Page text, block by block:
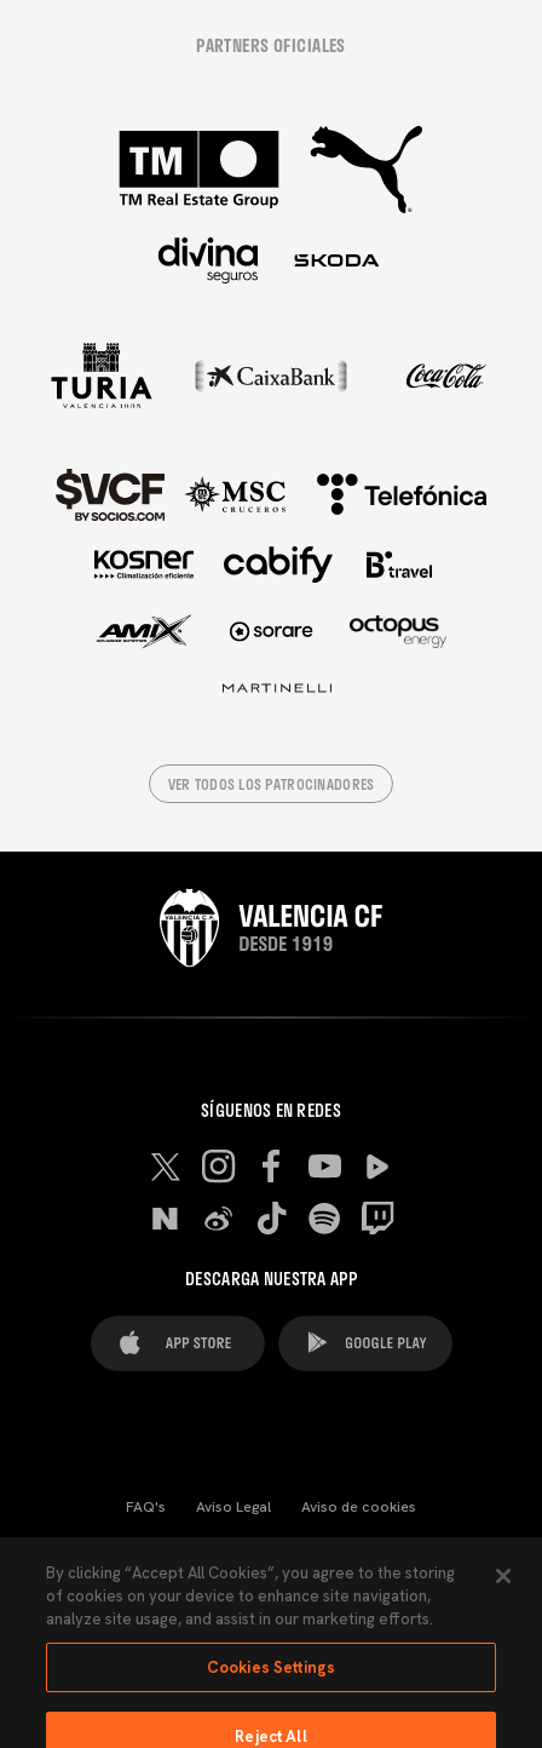
PARTNERS OFICIALES
VER TODOS LOS PATROCINADORES
SÍGUENOS EN REDES
DESCARGA NUESTRA APP
FAQ's Aviso Legal Aviso de cookies
Ley Transparencia Política de Privacidad
Accesibilidad
By clicking “Accept All Cookies”, you agree to the storing
of cookies on your device to enhance site navigation,
analyze site usage, and assist in our marketing efforts.
Cookies Settings
Reject All